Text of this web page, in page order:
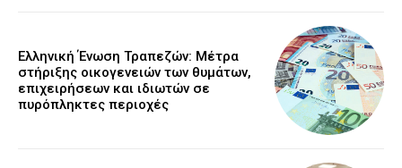
Ελληνική Ένωση Τραπεζών: Μέτρα
στήριξης οικογενειών των θυμάτων,
επιχειρήσεων και ιδιωτών σε
πυρόπληκτες περιοχές